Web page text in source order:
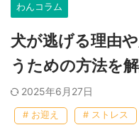
わんコラム
犬が逃げる理由
うための方法を
2025年6月27日
# お迎え # ストレス